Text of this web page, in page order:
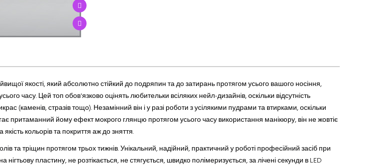
якості, який абсолютно стійкий до подряпин та до затирань протягом усього вашого носіння,
часу.Цей топ обов'язково оцінять любительки всіляких нейл-дизайнів, оскільки відсутність
(каменів, стразів тощо). Незамінний він і у разі роботи з усілякими пудрами та втирками, оскільки
притаманний йому ефект мокрого глянцю протягом усього часу використання манікюру, він не жовтіє
якість кольорів та покриття аж до зняття.
та тріщин протягом трьох тижнів. Унікальний, надійний, практичний у роботі професійний засіб при
пластину, не розтікається, не стягується, швидко полімеризується, за лічені секунди в LED